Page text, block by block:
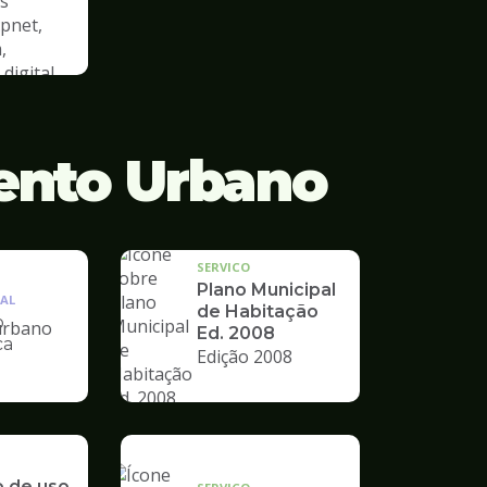
digital
Urbano
SERVICO
Plano Municipal
de Habitação
Ed. 2008
Edição 2008